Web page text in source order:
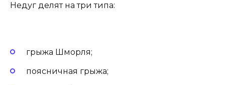
Недуг делят на три типа:
грыжа Шморля;
поясничная грыжа;